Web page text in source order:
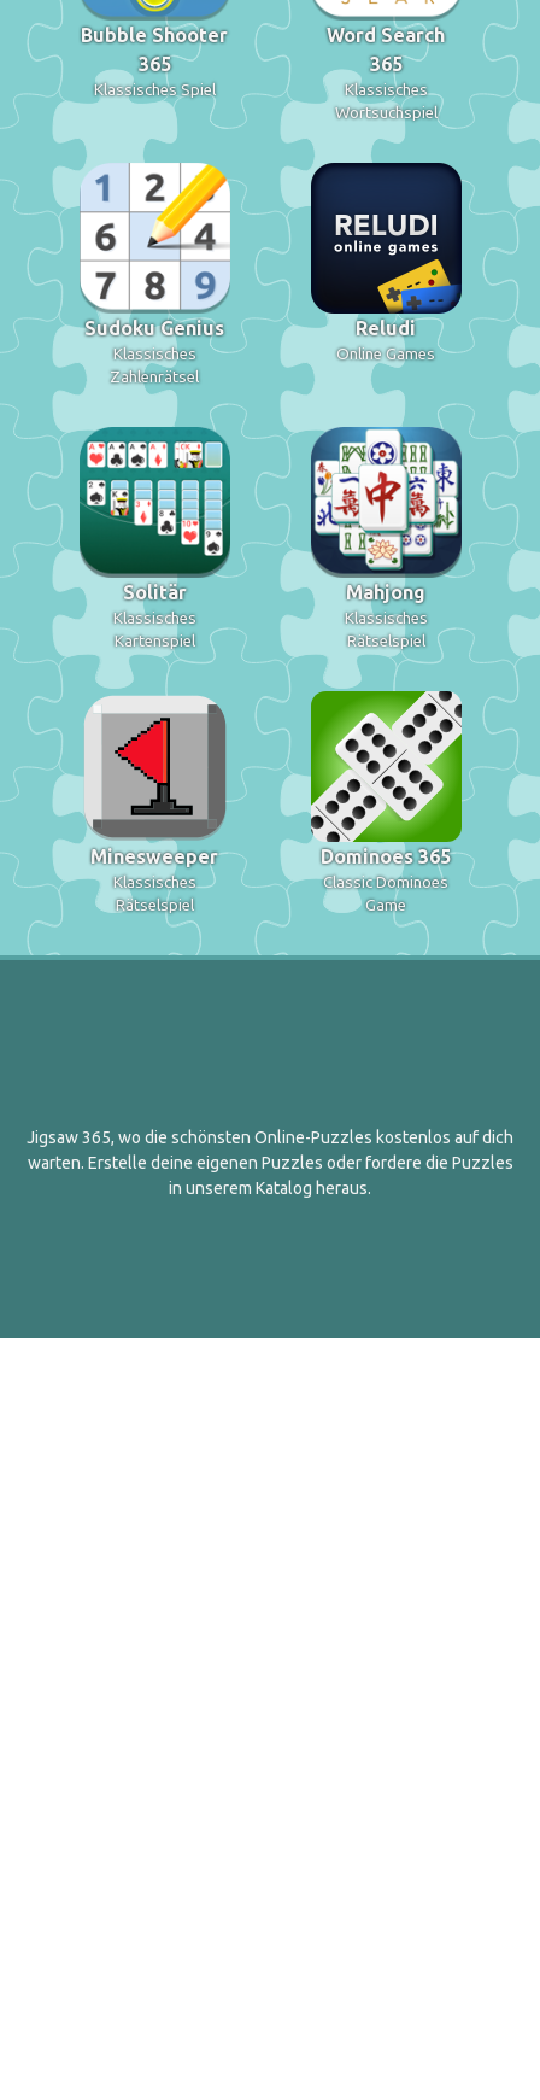
Bubble Shooter
365
Klassisches Spiel
Word Search
365
Klassisches
Wortsuchspiel
Sudoku Genius
Klassisches
Zahlenrätsel
Reludi
Online Games
Solitär
Klassisches
Kartenspiel
Mahjong
Klassisches
Rätselspiel
Minesweeper
Klassisches
Rätselspiel
Dominoes 365
Classic Dominoes
Game
Jigsaw 365, wo die schönsten Online-Puzzles kostenlos auf dich
warten. Erstelle deine eigenen Puzzles oder fordere die Puzzles
in unserem Katalog heraus.